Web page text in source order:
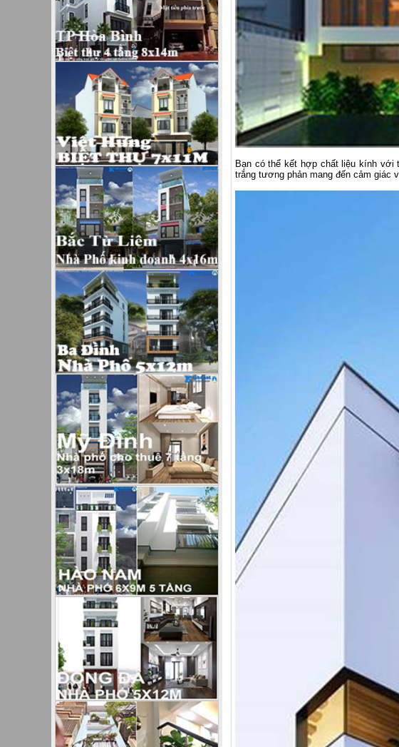
Bạn có thể kết hợp chất liệu kính
trắng tương phản mang đến cảm giác